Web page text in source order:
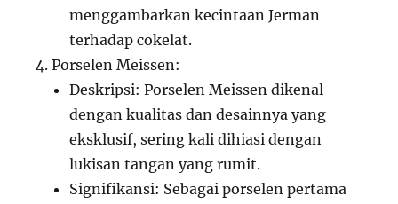
menggambarkan kecintaan Jerman
terhadap cokelat.
Porselen Meissen:
Deskripsi: Porselen Meissen dikenal
dengan kualitas dan desainnya yang
eksklusif, sering kali dihiasi dengan
lukisan tangan yang rumit.
Signifikansi: Sebagai porselen pertama